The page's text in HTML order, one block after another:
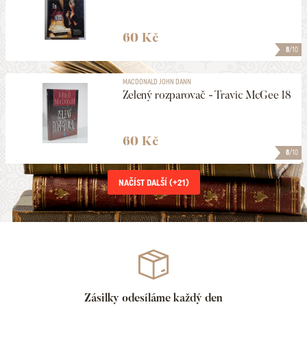
8/10
60 Kč
8/10
MACDONALD JOHN DANN
Zelený rozparovač - Travic McGee 18
60 Kč
NAČÍST DALŠÍ (+21)
Zásilky odesíláme každý den